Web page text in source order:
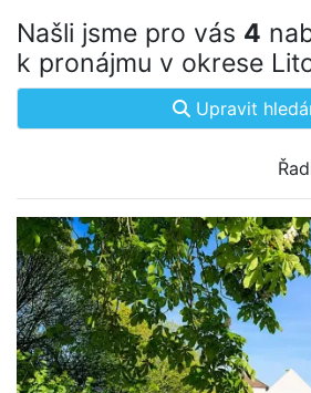
Našli jsme pro vás 4
k pronájmu v okrese
Upravit